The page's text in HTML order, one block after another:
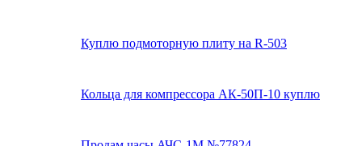
Куплю подмоторную плиту на R-503
Кольца для компрессора АК-50П-10 куплю